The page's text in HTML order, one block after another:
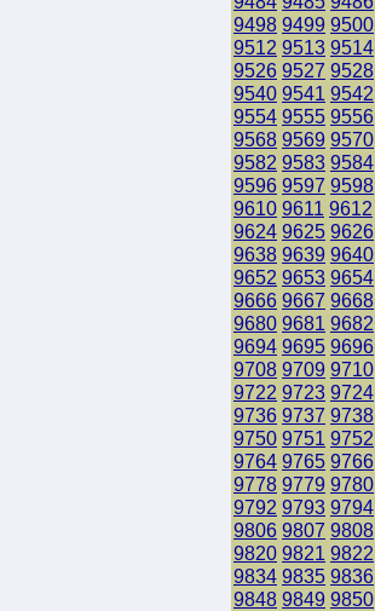
9498 9499 9500
9512 9513 9514
9526 9527 9528
9540 9541 9542
9554 9555 9556
9568 9569 9570
9582 9583 9584
9596 9597 9598
9610 9611 9612
9624 9625 9626
9638 9639 9640
9652 9653 9654
9666 9667 9668
9680 9681 9682
9694 9695 9696
9708 9709 9710
9722 9723 9724
9736 9737 9738
9750 9751 9752
9764 9765 9766
9778 9779 9780
9792 9793 9794
9806 9807 9808
9820 9821 9822
9834 9835 9836
9848 9849 9850